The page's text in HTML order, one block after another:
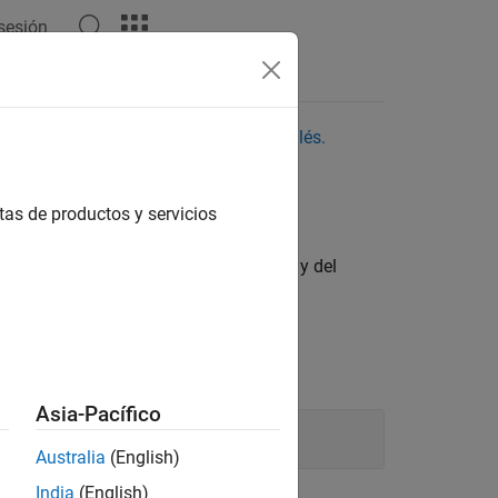
para ver la última versión en inglés.
durante la ejecución del trabajo y del
de productos y servicios
Asia-Pacífico
Australia (English)
India (English)